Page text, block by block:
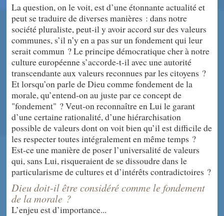
La question, on le voit, est d’une étonnante actualité et
peut se traduire de diverses manières : dans notre
société pluraliste, peut-il y avoir accord sur des valeurs
communes, s’il n’y en a pas sur un fondement qui leur
serait commun ? Le principe démocratique cher à notre
culture européenne s’accorde-t-il avec une autorité
transcendante aux valeurs reconnues par les citoyens ?
Et lorsqu’on parle de Dieu comme fondement de la
morale, qu’entend-on au juste par ce concept de
"fondement" ? Veut-on reconnaître en Lui le garant
d’une certaine rationalité, d’une hiérarchisation
possible de valeurs dont on voit bien qu’il est difficile de
les respecter toutes intégralement en même temps ?
Est-ce une manière de poser l’universalité de valeurs
qui, sans Lui, risqueraient de se dissoudre dans le
particularisme de cultures et d’intérêts contradictoires ?
Dieu doit-il être considéré comme le fondement
de la morale ?
L’enjeu est d’importance...